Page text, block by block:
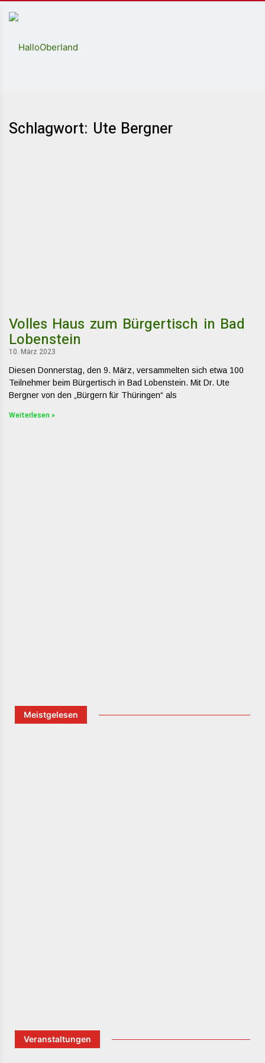
Schlagwort: Ute Bergner
Volles Haus zum Bürgertisch in Bad
Lobenstein
10. März 2023
Diesen Donnerstag, den 9. März, versammelten sich etwa 100
Teilnehmer beim Bürgertisch in Bad Lobenstein. Mit Dr. Ute
Bergner von den „Bürgern für Thüringen“ als
Weiterlesen »
Meistgelesen
Veranstaltungen